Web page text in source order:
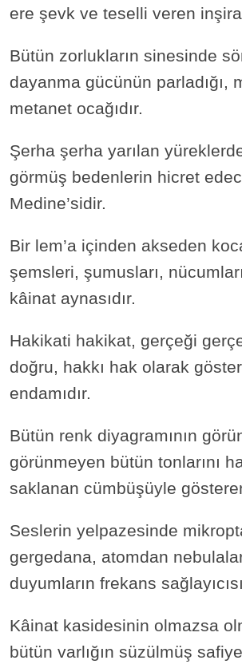
ere şevk ve teselli veren
Bütün zorlukların sinesinde
dayanma gücünün parladığı,
metanet ocağıdır.
Şerha şerha yarılan
görmüş bedenlerin hicret
Medine’sidir.
Bir lem’a içinden akseden
şemsleri, şumusları,
kâinat aynasıdır.
Hakikati hakikat, gerçeği
doğru, hakkı hak olarak
endamıdır.
Bütün renk diyagramının
görünmeyen bütün tonlarını
saklanan cümbüşüyle
Seslerin yelpazesinde
gergedana, atomdan
duyumların frekans
Kâinat kasidesinin olmazsa
bütün varlığın süzülmüş